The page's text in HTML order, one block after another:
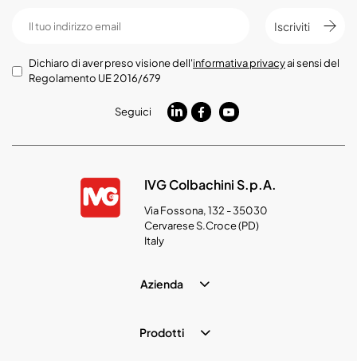
Iscriviti
Dichiaro di aver preso visione dell'informativa privacyai sensi del
Regolamento UE 2016/679
Seguici
IVG Colbachini S.p.A.
Via Fossona, 132 - 35030
Cervarese S.Croce (PD)
Italy
Azienda
Prodotti